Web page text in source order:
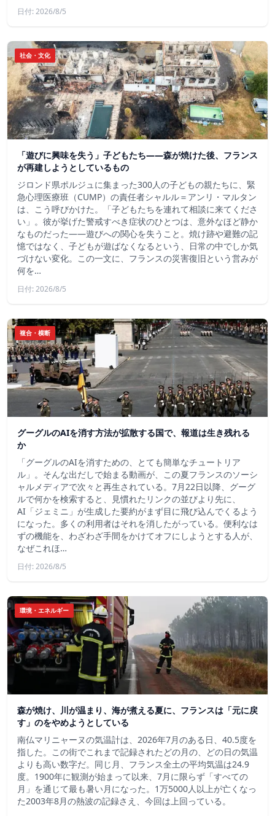
日付: 2026/8/5
社会・文化
「遊びに興味を失う」子どもたち——森が焼けた後、フランス
が再建しようとしているもの
ジロンド県ポルジュに集まった300人の子どもの親たちに、緊
急心理医療班（CUMP）の責任者シャルル＝アンリ・マルタン
は、こう呼びかけた。「子どもたちを連れて相談に来てくださ
い」。彼が挙げた警戒すべき症状のひとつは、意外なほど静か
なものだった――遊びへの関心を失うこと。焼け跡や避難の記
憶ではなく、子どもが遊ばなくなるという、日常の中でしか気
づけない変化。この一文に、フランスの災害復旧という営みが
何を…
日付: 2026/8/5
複合・横断
グーグルのAIを消す方法が拡散する国で、報道は生き残れる
か
「グーグルのAIを消すための、とても簡単なチュートリア
ル」。そんな出だしで始まる動画が、この夏フランスのソーシ
ャルメディアで次々と再生されている。7月22日以降、グーグ
ルで何かを検索すると、見慣れたリンクの並びより先に、
AI「ジェミニ」が生成した要約がまず目に飛び込んでくるよう
になった。多くの利用者はそれを消したがっている。便利なは
ずの機能を、わざわざ手間をかけてオフにしようとする人が、
なぜこれほ…
日付: 2026/8/5
環境・エネルギー
森が焼け、川が温まり、海が煮える夏に、フランスは「元に戻
す」のをやめようとしている
南仏マリニャーヌの気温計は、2026年7月のある日、40.5度を
指した。この街でこれまで記録されたどの月の、どの日の気温
よりも高い数字だ。同じ月、フランス全土の平均気温は24.9
度。1900年に観測が始まって以来、7月に限らず「すべての
月」を通じて最も暑い月になった。1万5000人以上が亡くなっ
た2003年8月の熱波の記録さえ、今回は上回っている。